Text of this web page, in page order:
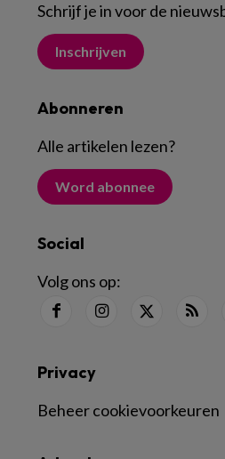
Schrijf je in voor de
Inschrijven
Abonneren
Alle artikelen lezen?
Word abonnee
Social
Volg ons op:
Privacy
Beheer cookievoorkeuren